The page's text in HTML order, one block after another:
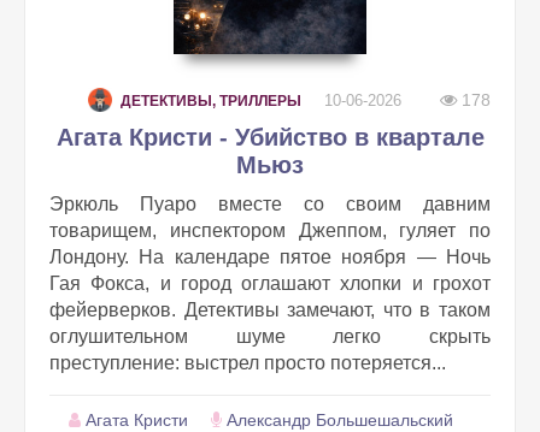
ДЕТЕКТИВЫ, ТРИЛЛЕРЫ 10-06-2026 178
Агата Кристи - Убийство в квартале
Мьюз
Эркюль Пуаро вместе со своим давним
товарищем, инспектором Джеппом, гуляет по
Лондону. На календаре пятое ноября — Ночь
Гая Фокса, и город оглашают хлопки и грохот
фейерверков. Детективы замечают, что в таком
оглушительном шуме легко скрыть
преступление: выстрел просто потеряется...
Агата Кристи
Александр Большешальский